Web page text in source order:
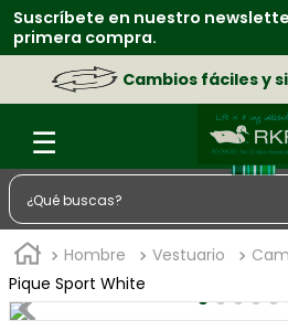
Suscríbete en nuestro
primera compra.
Cambios fáciles y
¿Qué buscas?
Hombre Vestuario
Pique Sport White
TÉRMINOS MÁS BUSCADOS
1
zapatos